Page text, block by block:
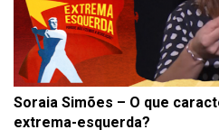
Soraia Simões – O que
extrema-esquerda?